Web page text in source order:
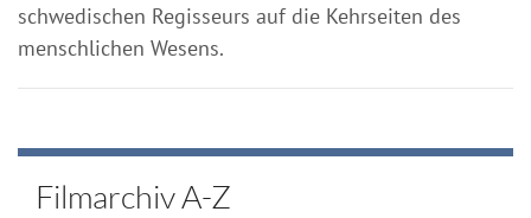
schwedischen Regisseurs auf die Kehrseiten des
menschlichen Wesens.
Filmarchiv A-Z